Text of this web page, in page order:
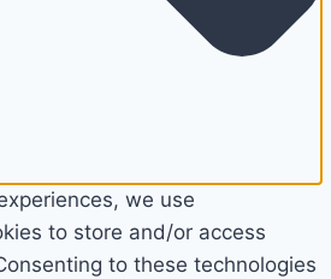
we use
to store and/or access
to these technologies